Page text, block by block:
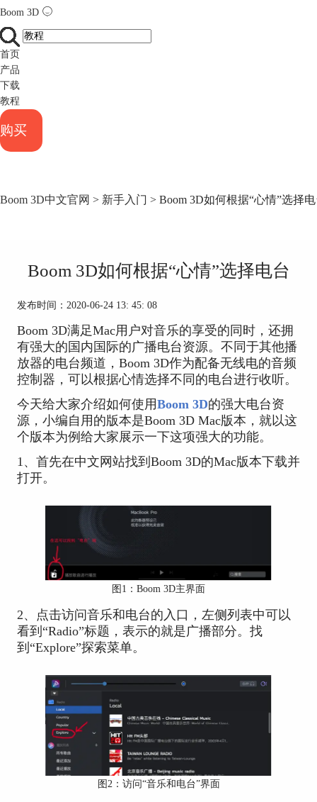
Boom 3D
首页
产品
下载
教程
购买
Boom 3D中文官网 > 新手入门 > Boom 3D如何根据“心情”选择
Boom 3D如何根据“心情”选择电台
发布时间：2020-06-24 13: 45: 08
Boom 3D满足Mac用户对音乐的享受的同时，还拥
有强大的国内国际的广播电台资源。不同于其他播
放器的电台频道，Boom 3D作为配备无线电的音频
控制器，可以根据心情选择不同的电台进行收听。
今天给大家介绍如何使用Boom 3D的强大电台资
源，小编自用的版本是Boom 3D Mac版本，就以这
个版本为例给大家展示一下这项强大的功能。
1、首先在中文网站找到Boom 3D的Mac版本下载并
打开。
图1：Boom 3D主界面
2、点击访问音乐和电台的入口，左侧列表中可以
看到“Radio”标题，表示的就是广播部分。找
到“Explore”探索菜单。
图2：访问“音乐和电台”界面